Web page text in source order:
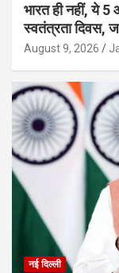
भारत ही नहीं, ये
स्वतंत्रता दिवस,
August 9, 2026
नई दिल्ली